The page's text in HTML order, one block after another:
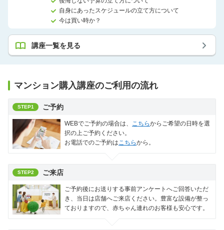
自身にあったスケジュールの立て方について
今は買い時か？
講座一覧を見る
マンション購入講座のご利用の流れ
STEP1 ご予約
WEBでご予約の場合は、 こちらからご希望の日時を選
択の上ご予約ください。
お電話でのご予約はこちらから。
STEP2 ご来店
ご予約後にお送りする事前アンケートへご回答いただ
き、当日は店舗へご来店ください。豊富な設備が整っ
ておりますので、赤ちゃん連れのお客様も安心です。